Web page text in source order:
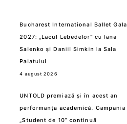
Bucharest International Ballet Gala
2027: „Lacul Lebedelor” cu Iana
Salenko și Daniil Simkin la Sala
Palatului
4 august 2026
UNTOLD premiază și în acest an
performanța academică. Campania
„Student de 10” continuă